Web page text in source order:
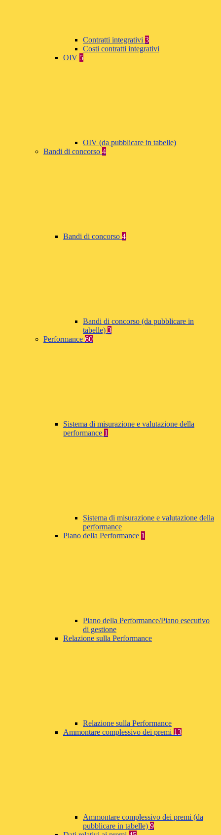
Contratti integrativi 3
Costi contratti integrativi
OIV 5
OIV (da pubblicare in tabelle)
Bandi di concorso 4
Bandi di concorso 4
Bandi di concorso (da pubblicare in
tabelle) 3
Performance 60
Sistema di misurazione e valutazione della
performance 1
Sistema di misurazione e valutazione della
performance
Piano della Performance 1
Piano della Performance/Piano esecutivo
di gestione
Relazione sulla Performance
Relazione sulla Performance
Ammontare complessivo dei premi 13
Ammontare complessivo dei premi (da
pubblicare in tabelle) 9